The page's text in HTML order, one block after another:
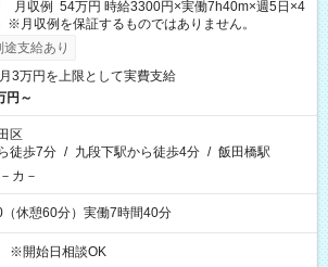
月収例 54万円 時給3300円×実働7h40m×週5日×4
※月収例を保証するものではありません。
支給あり
3万円を上限として実費支給
円～
区
徒歩7分 / 九段下駅から徒歩4分 / 飯田橋駅
カ－
休憩60分）実働7時間40分
※開始日相談OK